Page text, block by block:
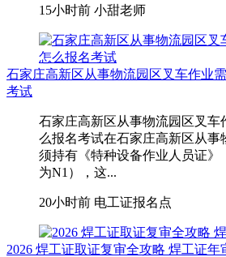
15小时前 小甜老师
石家庄高新区从事物流园区叉车作业
考试
石家庄高新区从事物流园区叉车
么报名考试在石家庄高新区从事
须持有《特种设备作业人员证》
为N1）‌，这...
20小时前 电工证报名点
2026 焊工证取证复审全攻略 焊工证年